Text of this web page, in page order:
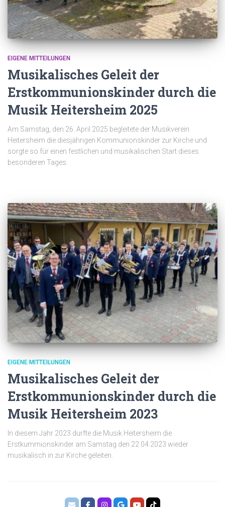
EIGENE MITTEILUNGEN
Musikalisches Geleit der
Erstkommunionskinder durch die
Musik Heitersheim 2025
Am Samstag, den 26. April 2025 begleitete der Musikverein
Heitersheim die diesjährigen Kommunionskinder zur Kirche und
sorgte so für einen festlichen und musikalischen Start dieses
besonderen Tages.
EIGENE MITTEILUNGEN
Musikalisches Geleit der
Erstkommunionskinder durch die
Musik Heitersheim 2023
In diesem Jahr 2023 durfte die Musik Heitersheim die
Erstkummionskinder am Samstag den 22.04.2023 wieder
musikalisch in zur Kirche geleiten.